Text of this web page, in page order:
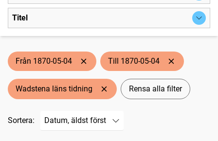
Titel
Från 1870-05-04 Till 1870-05-04
Wadstena läns tidning Rensa alla filter
Sortera: